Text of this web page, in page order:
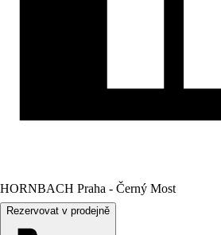
HORNBACH Praha - Černý Most
Rezervovat v prodejně